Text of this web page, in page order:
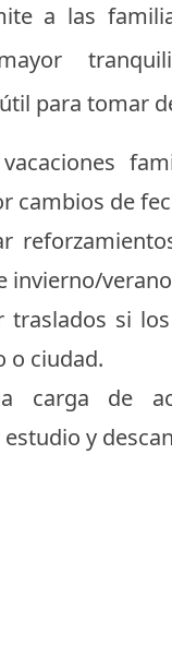
a las
para tomar
vacaciones
cambios de
invierno/
traslados si
o ciudad.
carga de
y